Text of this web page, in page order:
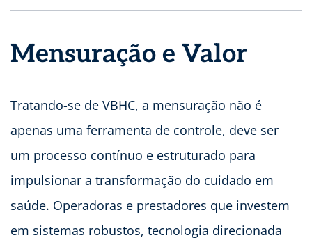
Mensuração e Valor
Tratando-se de VBHC, a mensuração não é
apenas uma ferramenta de controle, deve ser
um processo contínuo e estruturado para
impulsionar a transformação do cuidado em
saúde. Operadoras e prestadores que investem
em sistemas robustos, tecnologia direcionada